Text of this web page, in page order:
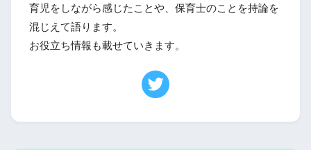
育児をしながら感じたことや、保育士のことを持論を
混じえて語ります。
お役立ち情報も載せていきます。